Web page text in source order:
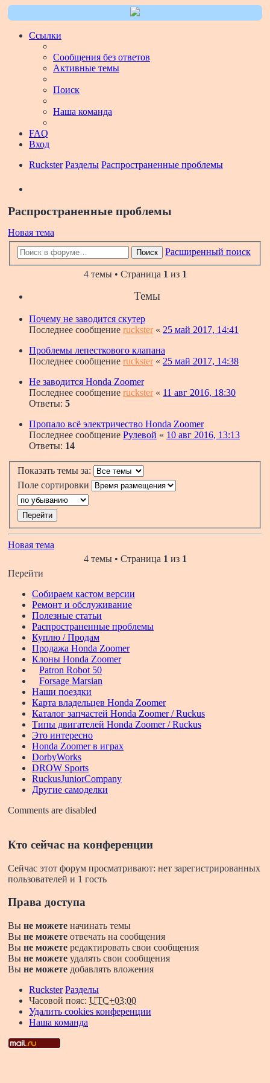
Ссылки
Сообщения без ответов
Активные темы
Поиск
Наша команда
FAQ
Вход
Ruckster Разделы Распространенные проблемы
Распространенные проблемы
Новая тема
Поиск Расширенный поиск
4 темы • Страница 1 из 1
Темы
Почему не заводится скутер
Последнее сообщение ruckster« 25 май 2017, 14:41
Проблемы лепесткового клапана
Последнее сообщение ruckster« 25 май 2017, 14:38
Не заводится Honda Zoomer
Последнее сообщение ruckster« 11 авг 2016, 18:30
Ответы: 5
Пропало всё электричество Honda Zoomer
Последнее сообщение Рулевой « 10 авг 2016, 13:13
Ответы: 14
Показать темы за:
Поле сортировки
Новая тема
4 темы • Страница 1 из 1
Перейти
Собираем кастом версии
Ремонт и обслуживание
Полезные статьи
Распространенные проблемы
Куплю / Продам
Продажа Honda Zoomer
Клоны Honda Zoomer
Patron Robot 50
Forsage Marsian
Наши поездки
Карта владельцев Honda Zoomer
Каталог запчастей Honda Zoomer / Ruckus
Типы двигателей Honda Zoomer / Ruckus
Это интересно
Honda Zoomer в играх
DorbyWorks
DROW Sports
RuckusJuniorCompany
Другие самоделки
Comments are disabled
Кто сейчас на конференции
Сейчас этот форум просматривают: нет зарегистрированных
пользователей и 1 гость
Права доступа
Вы не можете начинать темы
Вы не можете отвечать на сообщения
Вы не можете редактировать свои сообщения
Вы не можете удалять свои сообщения
Вы не можете добавлять вложения
Ruckster Разделы
Часовой пояс: UTC+03:00
Удалить cookies конференции
Наша команда